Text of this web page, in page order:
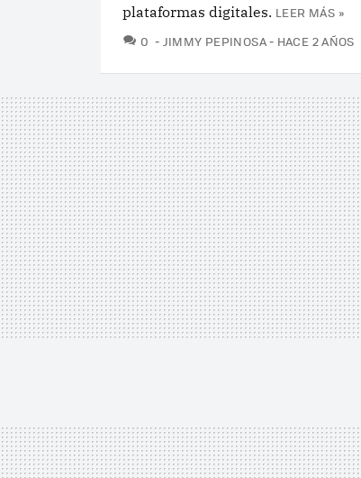
plataformas digitales. LEER MÁS »
0 COMENTARIOS
JIMMY PEPINOSA HACE 2 AÑOS